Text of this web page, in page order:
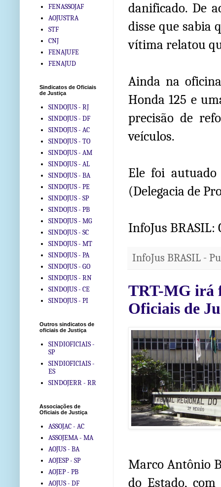
danificado. De
disse que sabia
vítima relatou
Ainda na
Honda 125 e
precisão de
veículos.
Ele foi
(Delegacia de
InfoJus
InfoJus BRASIL -
TRT-MG irá
Oficiais de
Marco Antônio
do Estado,
FENASSOJAF
AOJUSTRA
STF
CNJ
FENAJUFE
FENAJUD
Sindicatos de Oficiais
de Justiça
SINDOJUS - RJ
SINDOJUS - DF
SINDOJUS - AC
SINDOJUS - TO
SINDOJUS - AM
SINDOJUS - AL
SINDOJUS - BA
SINDOJUS - PE
SINDOJUS - SP
SINDOJUS - PB
SINDOJUS - MG
SINDOJUS - SC
SINDOJUS - MT
SINDOJUS - PA
SINDOJUS - GO
SINDOJUS - RN
SINDOJUS - CE
SINDOJUS - PI
Outros sindicatos de
oficiais de Justiça
SINDIOFICIAIS -
SP
SINDIOFICIAIS -
ES
SINDOJERR - RR
Associações de
Oficiais de Justiça
ASSOJAC - AC
ASSOJEMA - MA
AOJUS - BA
AOJESP - SP
AOJEP - PB
AOJUS - DF